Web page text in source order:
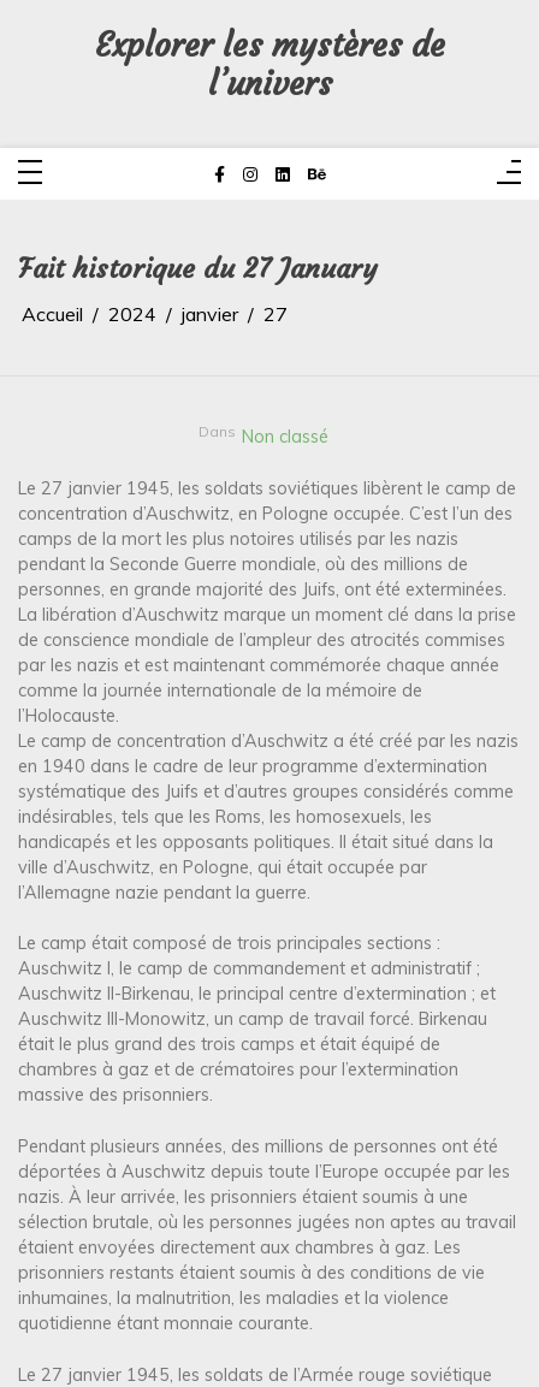
Explorer les mystères de
l’univers
Fait historique du 27 January
Accueil 2024 janvier 27
Dans Non classé
Le 27 janvier 1945, les soldats soviétiques libèrent le camp de
concentration d’Auschwitz, en Pologne occupée. C’est l’un des
camps de la mort les plus notoires utilisés par les nazis
pendant la Seconde Guerre mondiale, où des millions de
personnes, en grande majorité des Juifs, ont été exterminées.
La libération d’Auschwitz marque un moment clé dans la prise
de conscience mondiale de l’ampleur des atrocités commises
par les nazis et est maintenant commémorée chaque année
comme la journée internationale de la mémoire de
l’Holocauste.
Le camp de concentration d’Auschwitz a été créé par les nazis
en 1940 dans le cadre de leur programme d’extermination
systématique des Juifs et d’autres groupes considérés comme
indésirables, tels que les Roms, les homosexuels, les
handicapés et les opposants politiques. Il était situé dans la
ville d’Auschwitz, en Pologne, qui était occupée par
l’Allemagne nazie pendant la guerre.
Le camp était composé de trois principales sections :
Auschwitz I, le camp de commandement et administratif ;
Auschwitz II-Birkenau, le principal centre d’extermination ; et
Auschwitz III-Monowitz, un camp de travail forcé. Birkenau
était le plus grand des trois camps et était équipé de
chambres à gaz et de crématoires pour l’extermination
massive des prisonniers.
Pendant plusieurs années, des millions de personnes ont été
déportées à Auschwitz depuis toute l’Europe occupée par les
nazis. À leur arrivée, les prisonniers étaient soumis à une
sélection brutale, où les personnes jugées non aptes au travail
étaient envoyées directement aux chambres à gaz. Les
prisonniers restants étaient soumis à des conditions de vie
inhumaines, la malnutrition, les maladies et la violence
quotidienne étant monnaie courante.
Le 27 janvier 1945, les soldats de l’Armée rouge soviétique